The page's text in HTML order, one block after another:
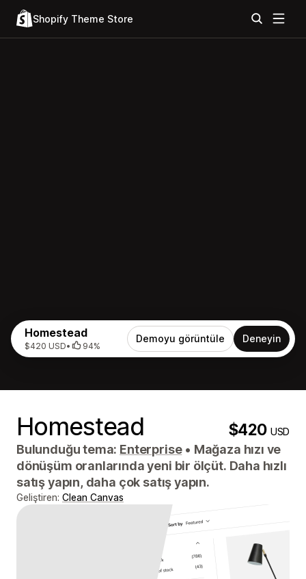
Shopify Theme Store
Homestead
$420 USD• 94%
Demoyu görüntüle Deneyin
Homestead $420USD
Bulunduğu tema: Enterprise • Mağaza hızı ve
dönüşüm oranlarında yeni bir ölçüt. Daha hızlı
satış yapın, daha çok satış yapın.
Geliştiren: Clean Canvas